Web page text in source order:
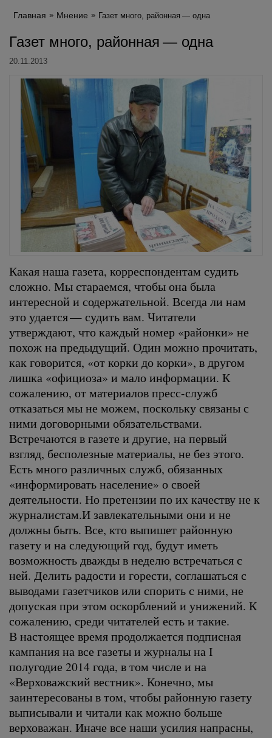
Главная Мнение Газет много, районная — одна
Газет много, районная — одна
20.11.2013
Какая наша газета, корреспондентам судить
сложно. Мы стараемся, чтобы она была
интересной и содержательной. Всегда ли нам
это удается — судить вам. Читатели
утверждают, что каждый номер «районки» не
похож на предыдущий. Один можно прочитать,
как говорится, «от корки до корки», в другом
лишка «официоза» и мало информации. К
сожалению, от материалов пресс-служб
отказаться мы не можем, поскольку связаны с
ними договорными обязательствами.
Встречаются в газете и другие, на первый
взгляд, бесполезные материалы, не без этого.
Есть много различных служб, обязанных
«информировать население» о своей
деятельности. Но претензии по их качеству не к
журналистам.И завлекательными они и не
должны быть. Все, кто выпишет районную
газету и на следующий год, будут иметь
возможность дважды в неделю встречаться с
ней. Делить радости и горести, соглашаться с
выводами газетчиков или спорить с ними, не
допуская при этом оскорблений и унижений. К
сожалению, среди читателей есть и такие.
В настоящее время продолжается подписная
кампания на все газеты и журналы на I
полугодие 2014 года, в том числе и на
«Верховажский вестник». Конечно, мы
заинтересованы в том, чтобы районную газету
выписывали и читали как можно больше
верховажан. Иначе все наши усилия напрасны,